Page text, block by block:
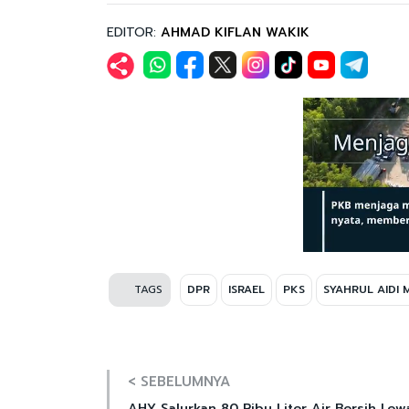
EDITOR: AHMAD KIFLAN WAKIK
TAGS DPR ISRAEL PKS SYAHRUL AIDI
< SEBELUMNYA